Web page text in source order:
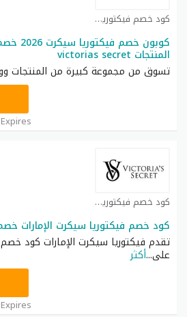
كود خصم فيكتوريا سيكرت كوبون
المنتجات victorias secret
تسوق من مجموعة كبيرة من المنتجات ووفر 30 ٪
كود خصم فيكتوريا سيكرت كوبون
كود خصم فيكتوريا سيكرت الإمارات خصم 40% لكل
على...أكثر